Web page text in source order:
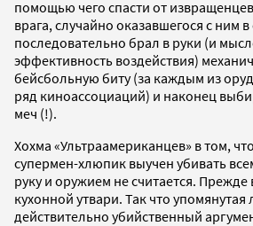
помощью чего спасти от извращенцев
врага, случайно оказавшегося с ним
последовательно брал в руки (и
эффективность воздействия)
бейсбольную биту (за каждым из
ряд киноассоциаций) и наконец
меч (!).
Хохма «Ультраамериканцев» в том,
супермен-хлюпик выучен убивать
руку и оружием не считается. Прежде
кухонной утвари. Так что упомянутая
действительно убийственный